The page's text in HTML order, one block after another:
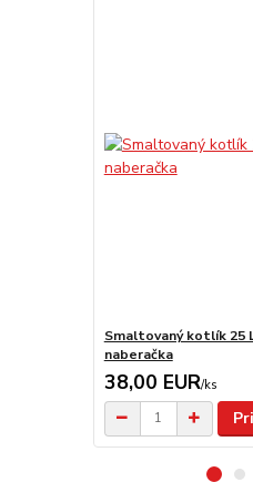
Smaltovaný kotlík 25
naberačka
38,00 EUR/ks